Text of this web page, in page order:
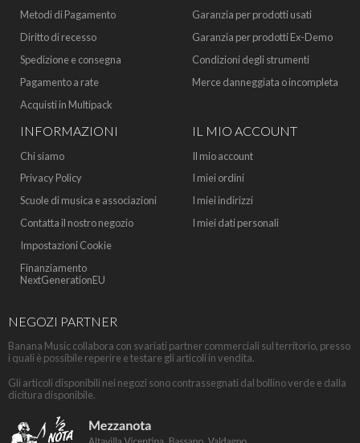
Metodi di Pagamento
Diritto di recesso
Spedizione e consegna
Pagamento a rate
Acquisti in Multipack
Garanzia per prodotti usati
Garanzia per prodotti Ex-Demo
Condizioni degli strumenti
Merce danneggiata o incompleta
INFORMAZIONI
Chi siamo
Privacy Policy
Scuole di musica e associazioni
Contatta il nostro negozio
Impostazioni Cookie
Finanziamento
NextGenerationEU
IL MIO ACCOUNT
Il mio account
I miei ordini
I miei indirizzi
I miei dati personali
NEGOZI PARTNER
Banana Music collabora con svariati partner commerciali sul territorio, presso
i quali è possibile reperire e testare gli articoli in vendita.
Gli articoli disponibili nei negozi sono contrassegnati dal bollino verde e dalla
dicitura disponibile.